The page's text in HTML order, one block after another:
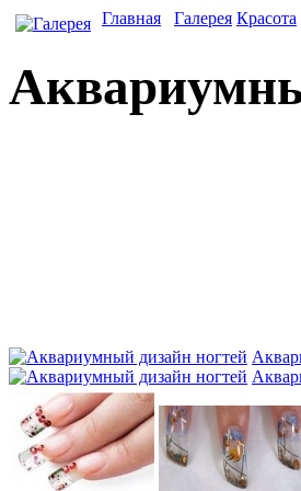
Главная Галерея Красота